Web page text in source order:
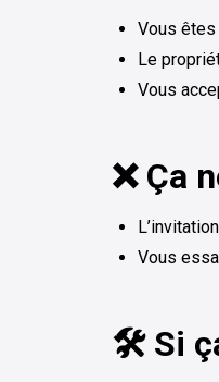
Vous êtes
Le
Vous
❌ Ça
Vous
🛠️ Si